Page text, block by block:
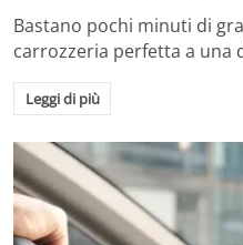
Bastano pochi minuti di
carrozzeria perfetta a una
Leggi di più